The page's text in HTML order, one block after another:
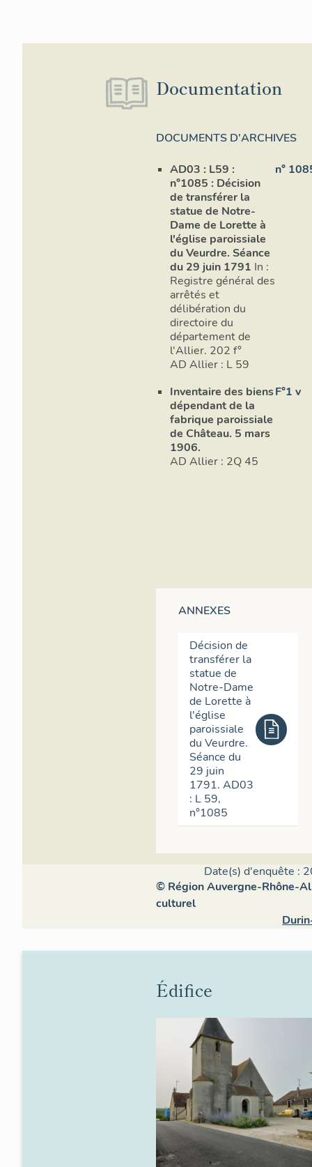
Documentation
DOCUMENTS D'ARCHIVES
AD03 : L59 :
n°1085 : Décision
de transférer la
statue de Notre-
Dame de Lorette à
l'église paroissiale
du Veurdre. Séance
du 29 juin 1791 In :
Registre général des
arrêtés et
délibération du
directoire du
département de
l'Allier. 202 f°
AD Allier : L 59
n°
Inventaire des biens
dépendant de la
fabrique paroissiale
de Château. 5 mars
1906.
AD Allier : 2Q 45
F°1 v
ANNEXES
Décision de
transférer la
statue de
Notre-Dame
de Lorette à
l'église
paroissiale
du Veurdre.
Séance du
29 juin
1791. AD03
: L 59,
n°1085
Date(s) d'enquête :
© Région Auvergne-Rhône-
culturel
Édifice